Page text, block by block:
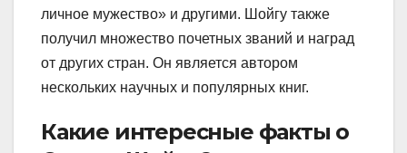
личное мужество» и другими. Шойгу также
получил множество почетных званий и наград
от других стран. Он является автором
нескольких научных и популярных книг.
Какие интересные факты о